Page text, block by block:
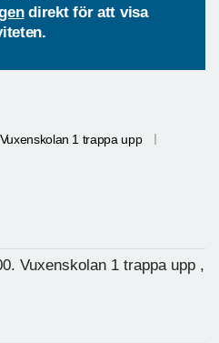
direkt för att visa
Vuxenskolan 1 trappa upp
Vuxenskolan 1 trappa upp ,